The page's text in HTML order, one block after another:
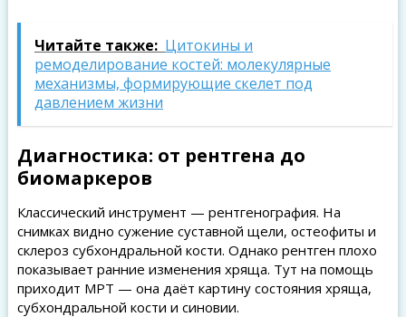
Читайте также: Цитокины и
ремоделирование костей: молекулярные
механизмы, формирующие скелет под
давлением жизни
Диагностика: от рентгена до
биомаркеров
Классический инструмент — рентгенография. На
снимках видно сужение суставной щели, остеофиты и
склероз субхондральной кости. Однако рентген плохо
показывает ранние изменения хряща. Тут на помощь
приходит МРТ — она даёт картину состояния хряща,
субхондральной кости и синовии.